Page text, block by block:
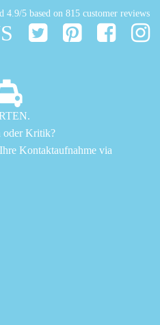
4.9/5 based on 815 customer reviews
oder Kritik?
Kontaktaufnahme via